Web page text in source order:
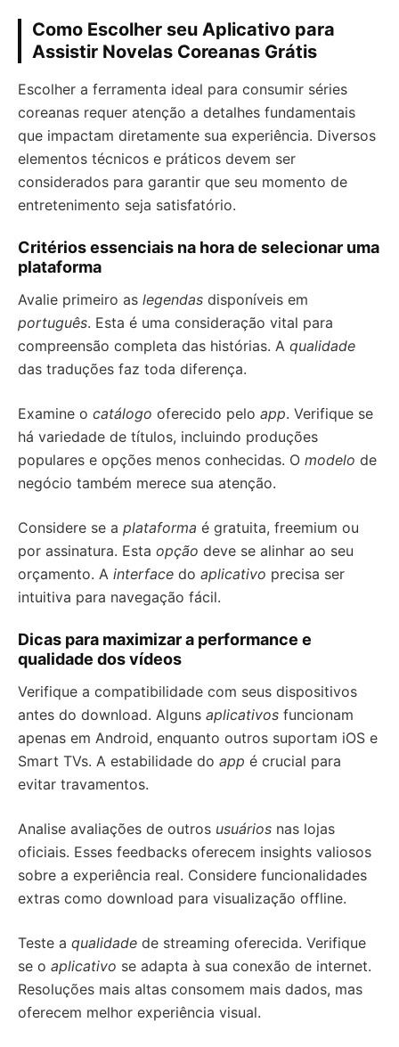
Como Escolher seu Aplicativo para
Assistir Novelas Coreanas Grátis
Escolher a ferramenta ideal para consumir séries
coreanas requer atenção a detalhes fundamentais
que impactam diretamente sua experiência. Diversos
elementos técnicos e práticos devem ser
considerados para garantir que seu momento de
entretenimento seja satisfatório.
Critérios essenciais na hora de selecionar uma
plataforma
Avalie primeiro as legendas disponíveis em
português. Esta é uma consideração vital para
compreensão completa das histórias. A qualidade
das traduções faz toda diferença.
Examine o catálogo oferecido pelo app. Verifique se
há variedade de títulos, incluindo produções
populares e opções menos conhecidas. O modelo de
negócio também merece sua atenção.
Considere se a plataforma é gratuita, freemium ou
por assinatura. Esta opção deve se alinhar ao seu
orçamento. A interface do aplicativo precisa ser
intuitiva para navegação fácil.
Dicas para maximizar a performance e
qualidade dos vídeos
Verifique a compatibilidade com seus dispositivos
antes do download. Alguns aplicativos funcionam
apenas em Android, enquanto outros suportam iOS e
Smart TVs. A estabilidade do app é crucial para
evitar travamentos.
Analise avaliações de outros usuários nas lojas
oficiais. Esses feedbacks oferecem insights valiosos
sobre a experiência real. Considere funcionalidades
extras como download para visualização offline.
Teste a qualidade de streaming oferecida. Verifique
se o aplicativo se adapta à sua conexão de internet.
Resoluções mais altas consomem mais dados, mas
oferecem melhor experiência visual.